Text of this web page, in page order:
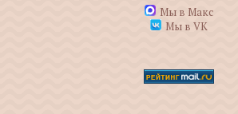
Мы в Макс
Мы в VK